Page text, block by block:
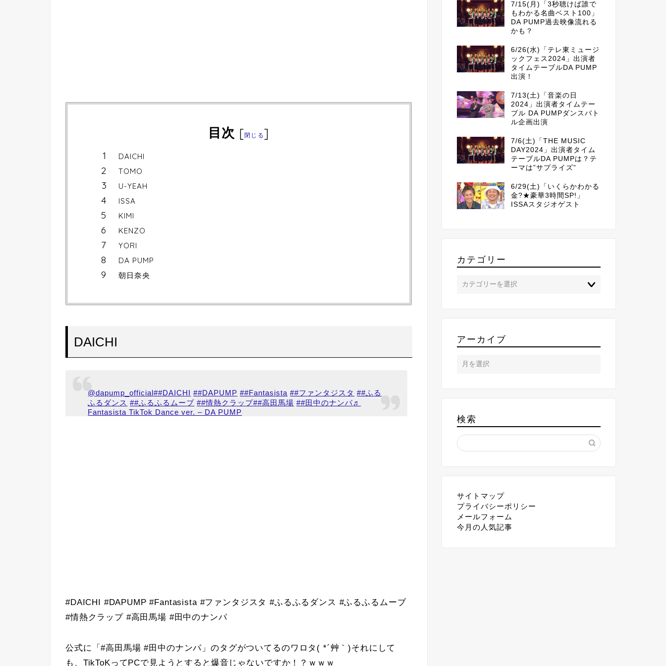
目次 [閉じる]
DAICHI
TOMO
U-YEAH
ISSA
KIMI
KENZO
YORI
DA PUMP
朝日奈央
DAICHI
@dapump_official##DAICHI ##DAPUMP ##Fantasista ##ファンタジスタ ##ふる
ふるダンス ##ふるふるムーブ ##情熱クラップ##高田馬場 ##田中のナンパ♬
Fantasista TikTok Dance ver. – DA PUMP
#DAICHI #DAPUMP #Fantasista #ファンタジスタ #ふるふるダンス #ふるふるムーブ
#情熱クラップ #高田馬場 #田中のナンパ
公式に「#高田馬場 #田中のナンパ」のタグがついてるのワロタ( *´艸｀)それにして
も、TikToKってPCで見ようとすると爆音じゃないですか！？ｗｗｗ
7/15(月)「3秒聴けば誰で
もわかる名曲ベスト100」
DA PUMP過去映像流れる
かも？
6/26(水)「テレ東ミュージ
ックフェス2024」出演者
タイムテーブルDA PUMP
出演！
7/13(土)「音楽の日
2024」出演者タイムテー
ブル DA PUMPダンスバト
ル企画出演
7/6(土)「THE MUSIC
DAY2024」出演者タイム
テーブルDA PUMPは？テ
ーマは”サプライズ”
6/29(土)「いくらかわかる
金?★豪華3時間SP!」
ISSAスタジオゲスト
カテゴリー
アーカイブ
検索
サイトマップ
プライバシーポリシー
メールフォーム
今月の人気記事